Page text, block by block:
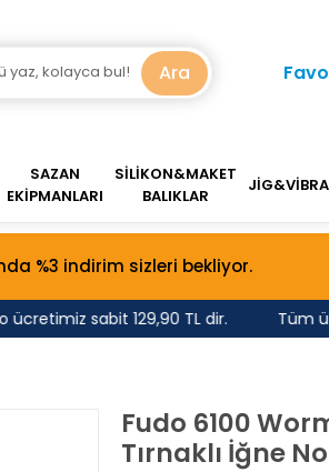
%3 indirim sizleri bekliyor.
sabit 129,90 TL dir. Tüm
Ara
SAZAN
EKİPMANLARI
SİLİKON&MAKET
BALIKLAR
Fudo 6100
Tırnaklı İğne